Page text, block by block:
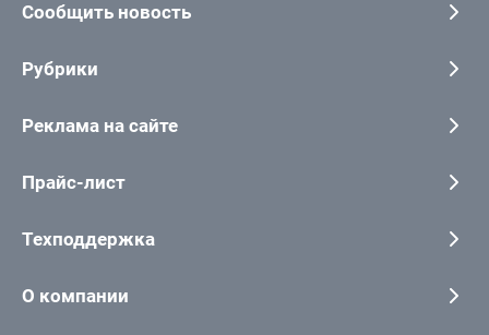
Сообщить новость
Рубрики
Реклама на сайте
Прайс-лист
Техподдержка
О компании